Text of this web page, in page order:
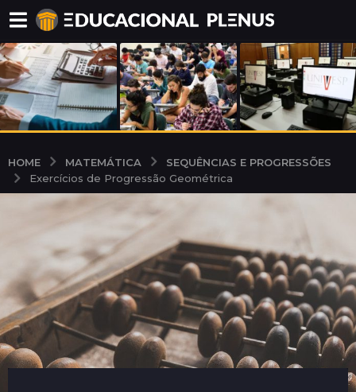
HOME MATEMÁTICA
SEQUÊNCIAS E PROGRESSÕES
Exercícios de Progressão Geométrica